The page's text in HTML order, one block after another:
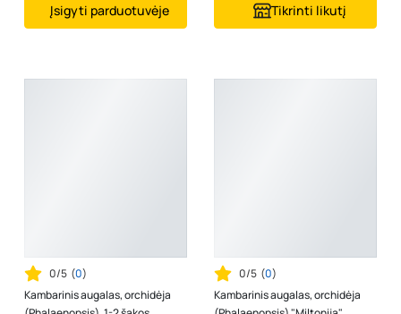
Įsigyti parduotuvėje Tikrinti likutį
0/5 (0)
Kambarinis augalas, orchidėja
0/5 (0)
Kambarinis augalas, orchidėja